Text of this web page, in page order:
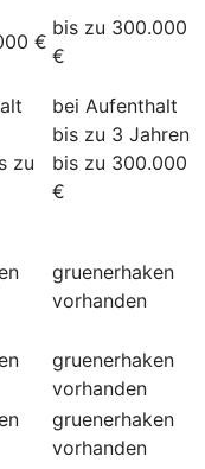
€
bis zu 300.000
€
zu
bei Aufenthalt
bis zu 3 Jahren
bis zu 300.000
€
gruenerhaken
vorhanden
gruenerhaken
vorhanden
gruenerhaken
vorhanden